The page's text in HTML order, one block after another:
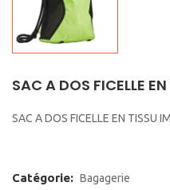
SAC A DOS FICELLE
SAC A DOS FICELLE EN TISSU
Catégorie: Bagagerie